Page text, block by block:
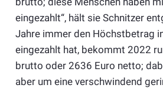
eingezahlt“, hält sie Schnitzer
Jahre immer den Höchstbetrag
eingezahlt hat, bekommt 2022
brutto oder 2636 Euro netto;
aber um eine verschwindend